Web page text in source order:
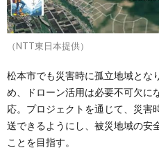
（NTT東日本提供）
松本市でも災害時に孤立地域とな
め、ドローン活用は必要不可欠に
応。プロジェクトを通じて、災害
送できるようにし、被災地域の安
ことを目指す。